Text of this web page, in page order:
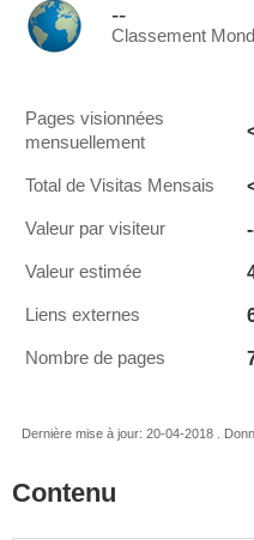
--
Classement
Pages visionnées
mensuellement
Total de Visitas Mensais
Valeur par visiteur
Valeur estimée
Liens externes
Nombre de pages
Dernière mise à jour: 20-04-2018 .
Contenu